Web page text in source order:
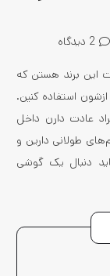
2 دیدگاه
این برند هستن که
استفاده کنین.
عادت دارن داخل
طولانی دارین و
دنبال یک گوشی